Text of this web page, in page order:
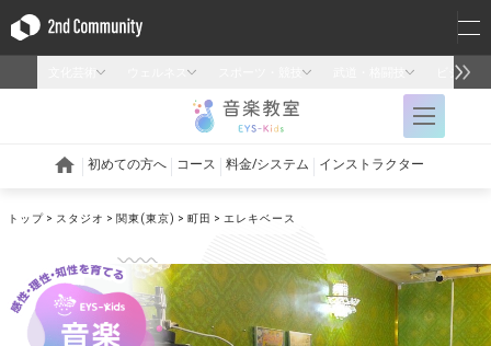
トップ スタジオ 関東(東京) 町田 エレキベース